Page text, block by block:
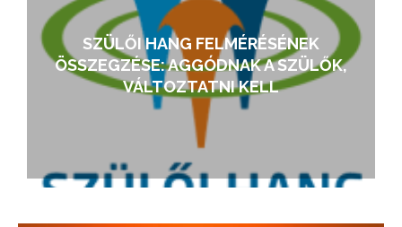
SZÜLŐI HANG FELMÉRÉSÉNEK
ÖSSZEGZÉSE: AGGÓDNAK A SZÜLŐK,
VÁLTOZTATNI KELL